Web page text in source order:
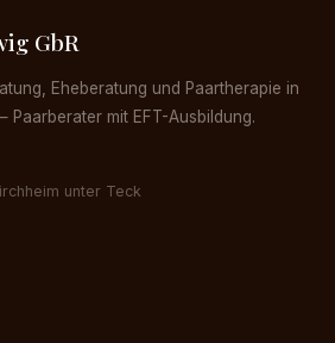
GbR
Eheberatung und Paartherapie in
Paarberater mit EFT-Ausbildung.
unter Teck